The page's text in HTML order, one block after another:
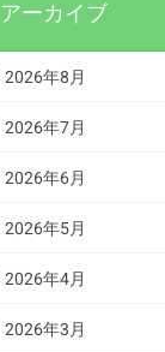
アーカイブ
2026年8月
2026年7月
2026年6月
2026年5月
2026年4月
2026年3月